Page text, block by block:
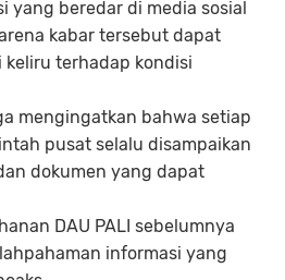
yang beredar di media sosial
kabar tersebut dapat
terhadap kondisi
mengingatkan bahwa setiap
pusat selalu disampaikan
dokumen yang dapat
DAU PALI sebelumnya
informasi yang